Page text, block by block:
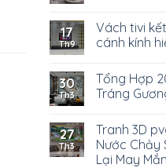
17
Th9
Vách tivi
cánh kính
30
Th3
Tổng Hợp
Tráng
27
Th3
Tranh 3D
Nước Chảy
Lại May